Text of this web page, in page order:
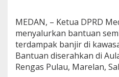
a
n
K
e
b
a
MEDAN, – Ketua DPRD
menyalurkan bantuan
terdampak banjir di
Bantuan diserahkan di
Rengas Pulau, Marelan,